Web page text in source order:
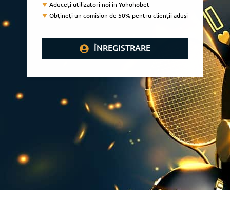
Aduceți utilizatori noi în Yohohobet
Obțineți un comision de 50% pentru clienții aduși
ÎNREGISTRARE